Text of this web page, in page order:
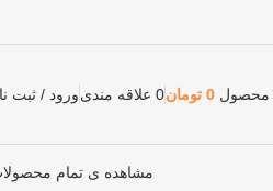
محصول 0 تومان0 علاقه مندیورود / ثبت
مشاهده ی تمام